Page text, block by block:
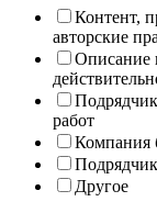
Контент,
авторские
Описание
работ
Компания
Другое